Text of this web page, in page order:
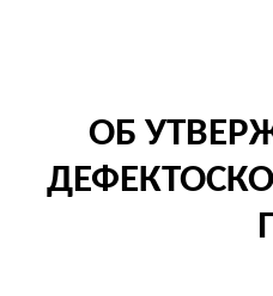
ОБ